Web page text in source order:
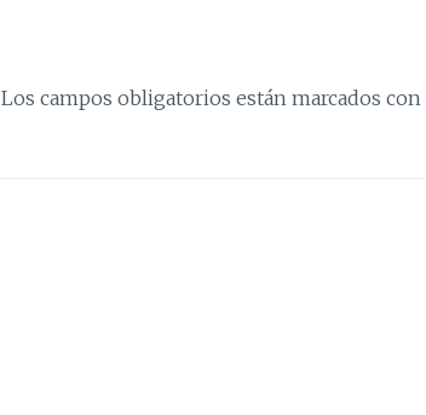
Los campos obligatorios están marcados con